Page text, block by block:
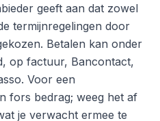
geeft aan dat zowel
termijnregelingen door
Betalen kan onder
op factuur, Bancontact,
Voor een
fors bedrag; weeg het af
je verwacht ermee te